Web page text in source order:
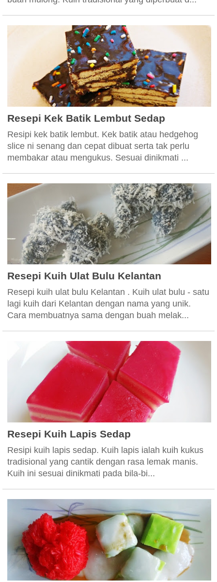
Resepi Kek Batik Lembut Sedap
Resipi kek batik lembut. Kek batik atau hedgehog
slice ni senang dan cepat dibuat serta tak perlu
membakar atau mengukus. Sesuai dinikmati ...
Resepi Kuih Ulat Bulu Kelantan
Resepi kuih ulat bulu Kelantan . Kuih ulat bulu - satu
lagi kuih dari Kelantan dengan nama yang unik.
Cara membuatnya sama dengan buah melak...
Resepi Kuih Lapis Sedap
Resipi kuih lapis sedap. Kuih lapis ialah kuih kukus
tradisional yang cantik dengan rasa lemak manis.
Kuih ini sesuai dinikmati pada bila-bi...